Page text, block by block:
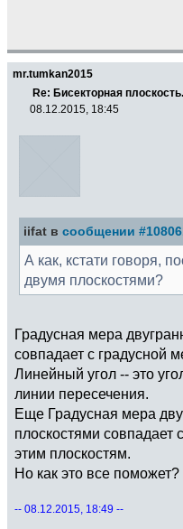
mr.tumkan2015
Re: Бисекторная плоскость.
08.12.2015, 18:45
iifat в сообщении
А как, кстати говоря,
двумя плоскостями?
Градусная мера
совпадает с градусной
Линейный угол -- это
линии пересечения.
Еще Градусная мера
плоскостями
этим плоскостям.
Но как это все поможет?
-- 08.12.2015, 18:49 --